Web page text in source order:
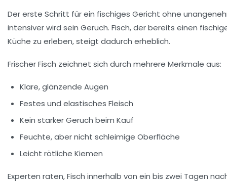
Der erste Schritt für ein fischiges Gericht ohne
intensiver wird sein Geruch. Fisch, der bereits einen
Küche zu erleben, steigt dadurch erheblich.
Frischer Fisch zeichnet sich durch mehrere Merkmale aus:
Klare, glänzende Augen
Festes und elastisches Fleisch
Kein starker Geruch beim Kauf
Feuchte, aber nicht schleimige Oberfläche
Leicht rötliche Kiemen
Experten raten, Fisch innerhalb von ein bis zwei Tagen